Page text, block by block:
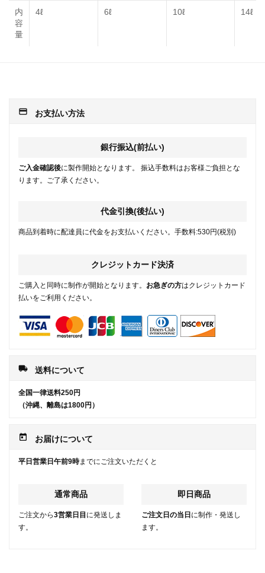
内
容
量
4ℓ 6ℓ 10ℓ 14ℓ
payment お支払い方法
銀行振込(前払い)
ご入金確認後に製作開始となります。 振込手数料はお客様ご負担とな
ります。ご了承ください。
代金引換(後払い)
商品到着時に配達員に代金をお支払いください。手数料:530円(税別)
クレジットカード決済
ご購入と同時に制作が開始となります。 お急ぎの方はクレジットカード
払いをご利用ください。
local_shipping 送料について
全国一律送料250円
（沖縄、離島は1800円）
today お届けについて
平日営業日午前9時までにご注文いただくと
通常商品
ご注文から3営業日目 に発送しま
す。
即日商品
ご注文日の当日 に制作・発送し
ます。